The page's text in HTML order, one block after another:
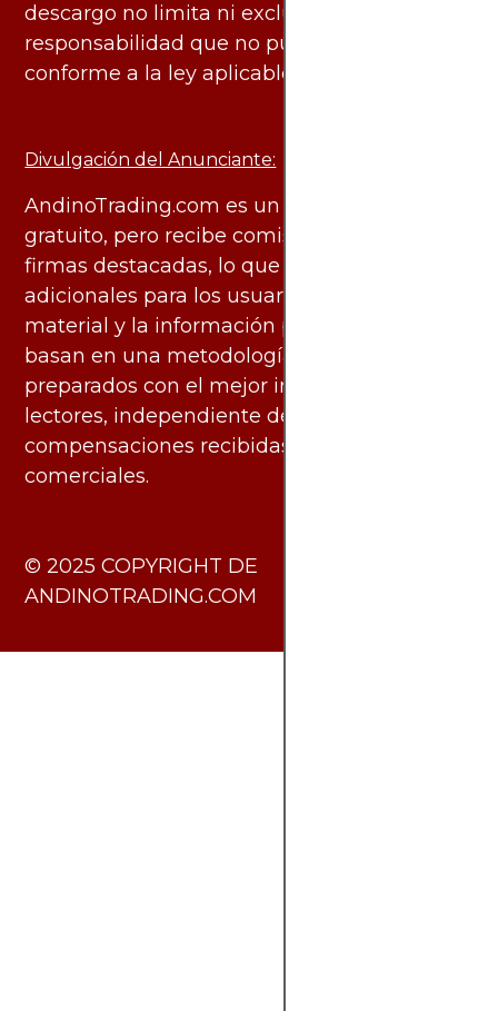
descargo no limita ni excluye ninguna
responsabilidad que no pueda ser excluida
conforme a la ley aplicable.
Divulgación del Anunciante:
AndinoTrading.com es un sitio de uso
gratuito, pero recibe comisiones de algunas
firmas destacadas, lo que no genera costos
adicionales para los usuarios. Todo el
material y la información publicados se
basan en una metodología imparcial y están
preparados con el mejor interés de los
lectores, independiente de las
compensaciones recibidas de socios
comerciales.
​© 2025 COPYRIGHT DE
ANDINOTRADING.COM